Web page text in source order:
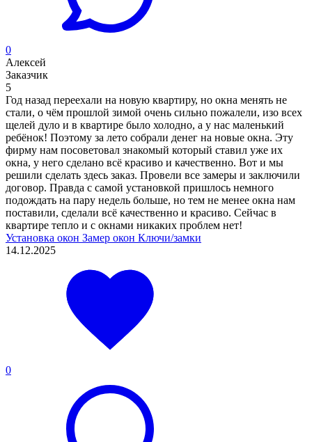
0
Алексей
Заказчик
5
Год назад переехали на новую квартиру, но окна менять не
стали, о чём прошлой зимой очень сильно пожалели, изо всех
щелей дуло и в квартире было холодно, а у нас маленький
ребёнок! Поэтому за лето собрали денег на новые окна. Эту
фирму нам посоветовал знакомый который ставил уже их
окна, у него сделано всё красиво и качественно. Вот и мы
решили сделать здесь заказ. Провели все замеры и заключили
договор. Правда с самой установкой пришлось немного
подождать на пару недель больше, но тем не менее окна нам
поставили, сделали всё качественно и красиво. Сейчас в
квартире тепло и с окнами никаких проблем нет!
Установка окон Замер окон Ключи/замки
14.12.2025
0